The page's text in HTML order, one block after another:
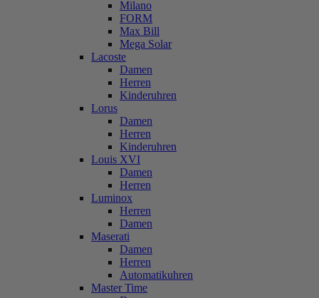
Milano
FORM
Max Bill
Mega Solar
Lacoste
Damen
Herren
Kinderuhren
Lorus
Damen
Herren
Kinderuhren
Louis XVI
Damen
Herren
Luminox
Herren
Damen
Maserati
Damen
Herren
Automatikuhren
Master Time